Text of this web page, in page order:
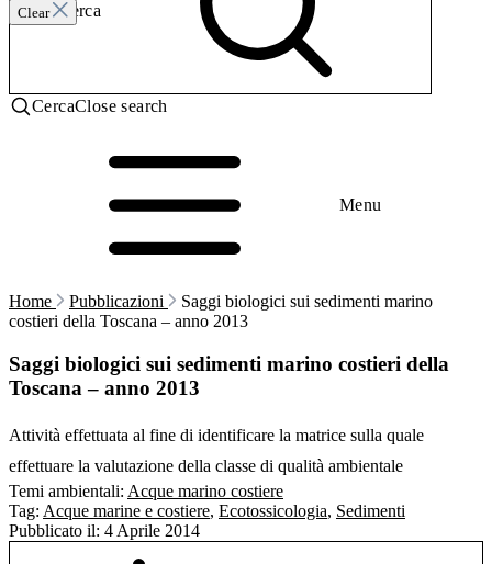
Clear
Invia ricerca
CercaClose search
Menu
Home Pubblicazioni
Saggi biologici sui sedimenti marino
costieri della Toscana – anno 2013
Saggi biologici sui sedimenti marino costieri della
Toscana – anno 2013
Attività effettuata al fine di identificare la matrice sulla quale
effettuare la valutazione della classe di qualità ambientale
Temi ambientali: Acque marino costiere
Tag: Acque marine e costiere, Ecotossicologia, Sedimenti
Pubblicato il: 4 Aprile 2014